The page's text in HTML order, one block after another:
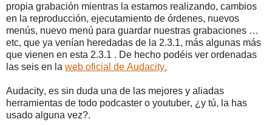
propia grabación mientras la estamos realizando, cambios
en la reproducción, ejecutamiento de órdenes, nuevos
menús, nuevo menú para guardar nuestras grabaciones …
etc, que ya venían heredadas de la 2.3.1, más algunas más
que vienen en esta 2.3.1 . De hecho podéis ver ordenadas
las seis en la web oficial de Audacity.
Audacity, es sin duda una de las mejores y aliadas
herramientas de todo podcaster o youtuber, ¿y tú, la has
usado alguna vez?.